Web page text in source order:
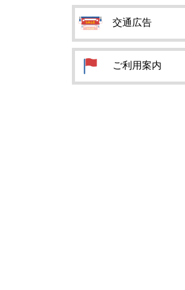
交通広告
ご利用案内